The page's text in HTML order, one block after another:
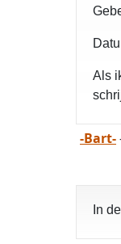
Als
-Bart-
In